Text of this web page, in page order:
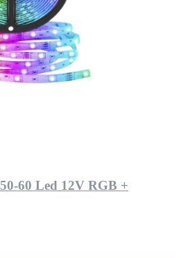
60 Led 12V RGB +